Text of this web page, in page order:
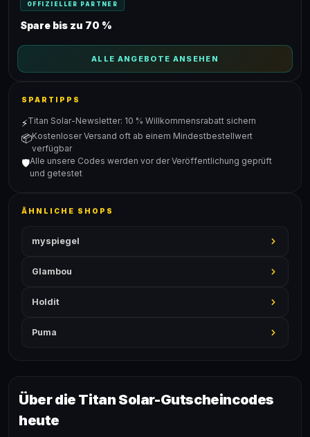
OFFIZIELLER PARTNER
Spare bis zu 70 %
ALLE ANGEBOTE ANSEHEN
SPARTIPPS
⚡Titan Solar-Newsletter: 10 % Willkommensrabatt sichern
📦Kostenloser Versand oft ab einem Mindestbestellwert
verfügbar
🛡️Alle unsere Codes werden vor der Veröffentlichung geprüft
und getestet
ÄHNLICHE SHOPS
myspiegel
Glambou
Holdit
Puma
Über die Titan Solar-Gutscheincodes
heute